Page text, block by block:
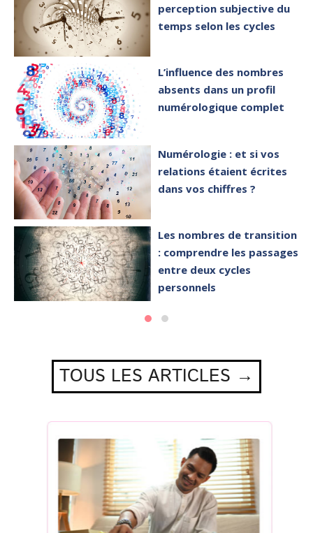
perception subjective du
temps selon les cycles
L’influence des nombres
absents dans un profil
numérologique complet
Numérologie : et si vos
relations étaient écrites
dans vos chiffres ?
Les nombres de transition
: comprendre les passages
entre deux cycles
personnels
TOUS LES ARTICLES →